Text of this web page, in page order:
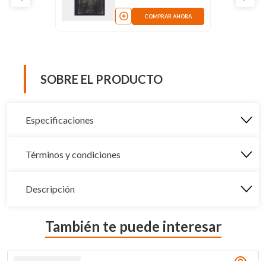
COMPRAR AHORA
SOBRE EL PRODUCTO
Especificaciones
Términos y condiciones
Descripción
También te puede interesar